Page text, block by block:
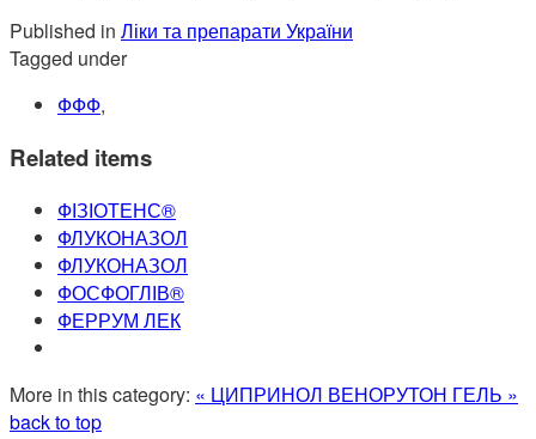
Published in Ліки та препарати України
Tagged under
ФФФ,
Related items
ФІЗІОТЕНС®
ФЛУКОНАЗОЛ
ФЛУКОНАЗОЛ
ФОСФОГЛІВ®
ФЕРРУМ ЛЕК
More in this category: « ЦИПРИНОЛ ВЕНОРУТОН ГЕЛЬ »
back to top